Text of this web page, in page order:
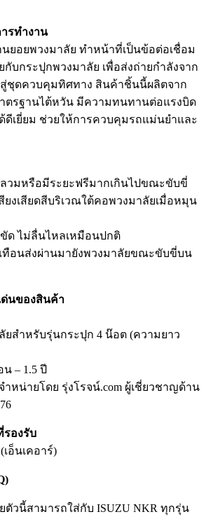
รทำงาน
ยอยพวงมาลัย ทำหน้าที่เป็นข้อต่อเชื่อม
บกระปุกพวงมาลัย เพื่อส่งถ่ายกำลังจาก
ชุดควบคุมทิศทาง สินค้าชิ้นนี้ผลิตจาก
รฐานไต้หวัน มีความทนทานต่อแรงบิด
ดีเยี่ยม ช่วยให้การควบคุมรถแม่นยำและ
วมหรือมีระยะฟรีมากเกินไปขณะขับขี่
ยงเสียดสีบริเวณใต้คอพวงมาลัยเมื่อหมุน
ด ไม่ลื่นไหลเหมือนปกติ
ทือนส่งผ่านมายังพวงมาลัยขณะขับขี่บน
ด่นของสินค้า
ยสำหรับรุ่นกระปุก 4 น๊อต (ความยาว
น – 1.5 ปี
ำหน่ายโดย รุ่งโรจน์.com ผู้เชี่ยวชาญด้าน
รองรับ
เอ็นเคอาร์)
ตัวนี้สามารถใส่กับ ISUZU NKR ทุกรุ่น